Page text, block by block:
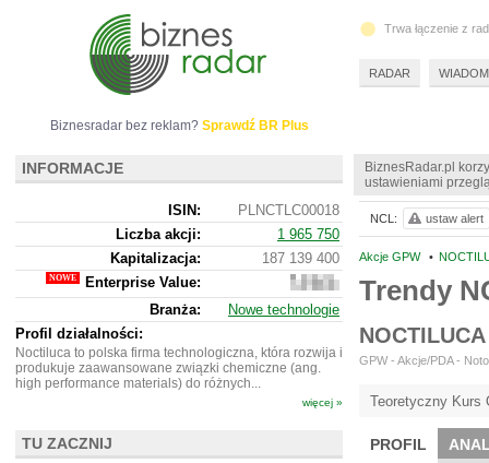
BiznesRadar.pl
ustawieniami
Akcje GPW •
Trendy
GPW - Akcje/PDA -
Teoretyczny Kurs
PROFIL
NCL: ustaw alert
Biznesradar bez reklam? Sprawdź BR Plus
INFORMACJE
ISIN:
PLNCTLC00018
Liczba akcji:
1 965 750
Kapitalizacja:
187 139 400
Enterprise Value:
180
972
400
Branża:
Nowe technologie
Profil działalności:
Noctiluca to polska firma technologiczna, która rozwija i
produkuje zaawansowane związki chemiczne (ang.
high performance materials) do różnych...
więcej »
TU ZACZNIJ
Trwa łączenie z
RADAR